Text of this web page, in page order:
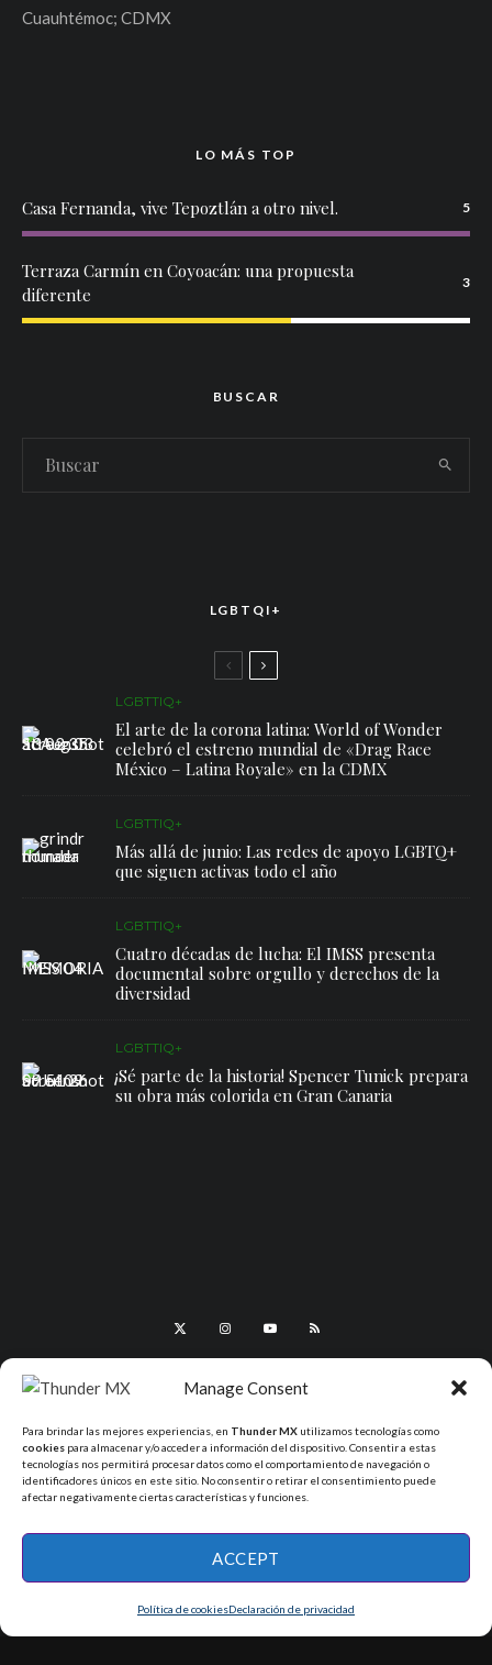
Manage Consent
Para brindar las mejores experiencias, en Thunder MX utilizamos tecnologías como
cookies para almacenar y/o acceder a información del dispositivo. Consentir a estas
tecnologías nos permitirá procesar datos como el comportamiento de navegación o
identificadores únicos en este sitio. No consentir o retirar el consentimiento puede
afectar negativamente ciertas características y funciones.
ACCEPT
Política de cookiesDeclaración de privacidad
Cuauhtémoc; CDMX
LO MÁS TOP
Casa Fernanda, vive Tepoztlán a otro nivel. 5
Terraza Carmín en Coyoacán: una propuesta
diferente
3
BUSCAR
LGBTQI+
LGBTTIQ+
El arte de la corona latina: World of Wonder
celebró el estreno mundial de «Drag Race
México – Latina Royale» en la CDMX
LGBTTIQ+
Más allá de junio: Las redes de apoyo LGBTQ+
que siguen activas todo el año
LGBTTIQ+
Cuatro décadas de lucha: El IMSS presenta
documental sobre orgullo y derechos de la
diversidad
LGBTTIQ+
¡Sé parte de la historia! Spencer Tunick prepara
su obra más colorida en Gran Canaria